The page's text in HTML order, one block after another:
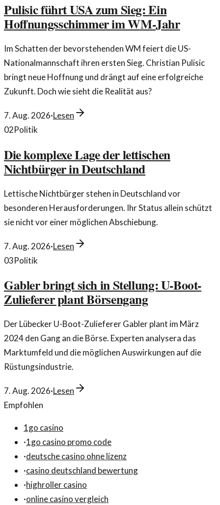
Pulisic führt USA zum Sieg: Ein
Hoffnungsschimmer im WM-Jahr
Im Schatten der bevorstehenden WM feiert die US-
Nationalmannschaft ihren ersten Sieg. Christian Pulisic
bringt neue Hoffnung und drängt auf eine erfolgreiche
Zukunft. Doch wie sieht die Realität aus?
7. Aug. 2026·Lesen
02Politik
Die komplexe Lage der lettischen
Nichtbürger in Deutschland
Lettische Nichtbürger stehen in Deutschland vor
besonderen Herausforderungen. Ihr Status allein schützt
sie nicht vor einer möglichen Abschiebung.
7. Aug. 2026·Lesen
03Politik
Gabler bringt sich in Stellung: U-Boot-
Zulieferer plant Börsengang
Der Lübecker U-Boot-Zulieferer Gabler plant im März
2024 den Gang an die Börse. Experten analysera das
Marktumfeld und die möglichen Auswirkungen auf die
Rüstungsindustrie.
7. Aug. 2026·Lesen
Empfohlen
1go casino
·1go casino promo code
·deutsche casino ohne lizenz
·casino deutschland bewertung
·highroller casino
·online casino vergleich